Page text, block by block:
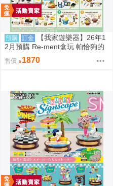
預購 訂金
【我家遊樂器】26年1
2月預購 Re-ment盒玩 帕恰狗的
鬆軟食譜
售價 1870